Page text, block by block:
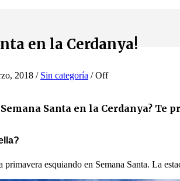
en la Cerdanya!
2018 / Sin categoría /Off
Santa en la Cerdanya?
esquiando en Semana Santa. La